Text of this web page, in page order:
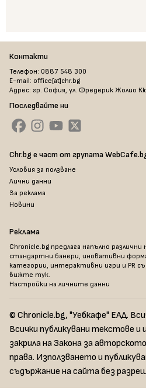
Контакти
Телефон: 0887 548 300
E-mail: office[at]chr.bg
Адрес: гр. София, ул. Фредерик Жолио
Последвайте ни
Chr.bg е част от групата
Условия за ползване
Лични данни
За реклама
Новини
Реклама
Chronicle.bg предлага напълно различни
стандартни банери, иновативни
категории, интерактивни игри и PR
вижте тук.
Настройки на личните данни
© Chronicle.bg, "Уебкафе" ЕАД.
Всички публикувани текстове и
закрила на Закона за
права. Използването и
съдържание на сайта без